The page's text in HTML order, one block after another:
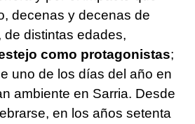
decenas y decenas de
distintas edades,
como protagonistas;
uno de los días del año en
ambiente en Sarria. Desde
en los años setenta